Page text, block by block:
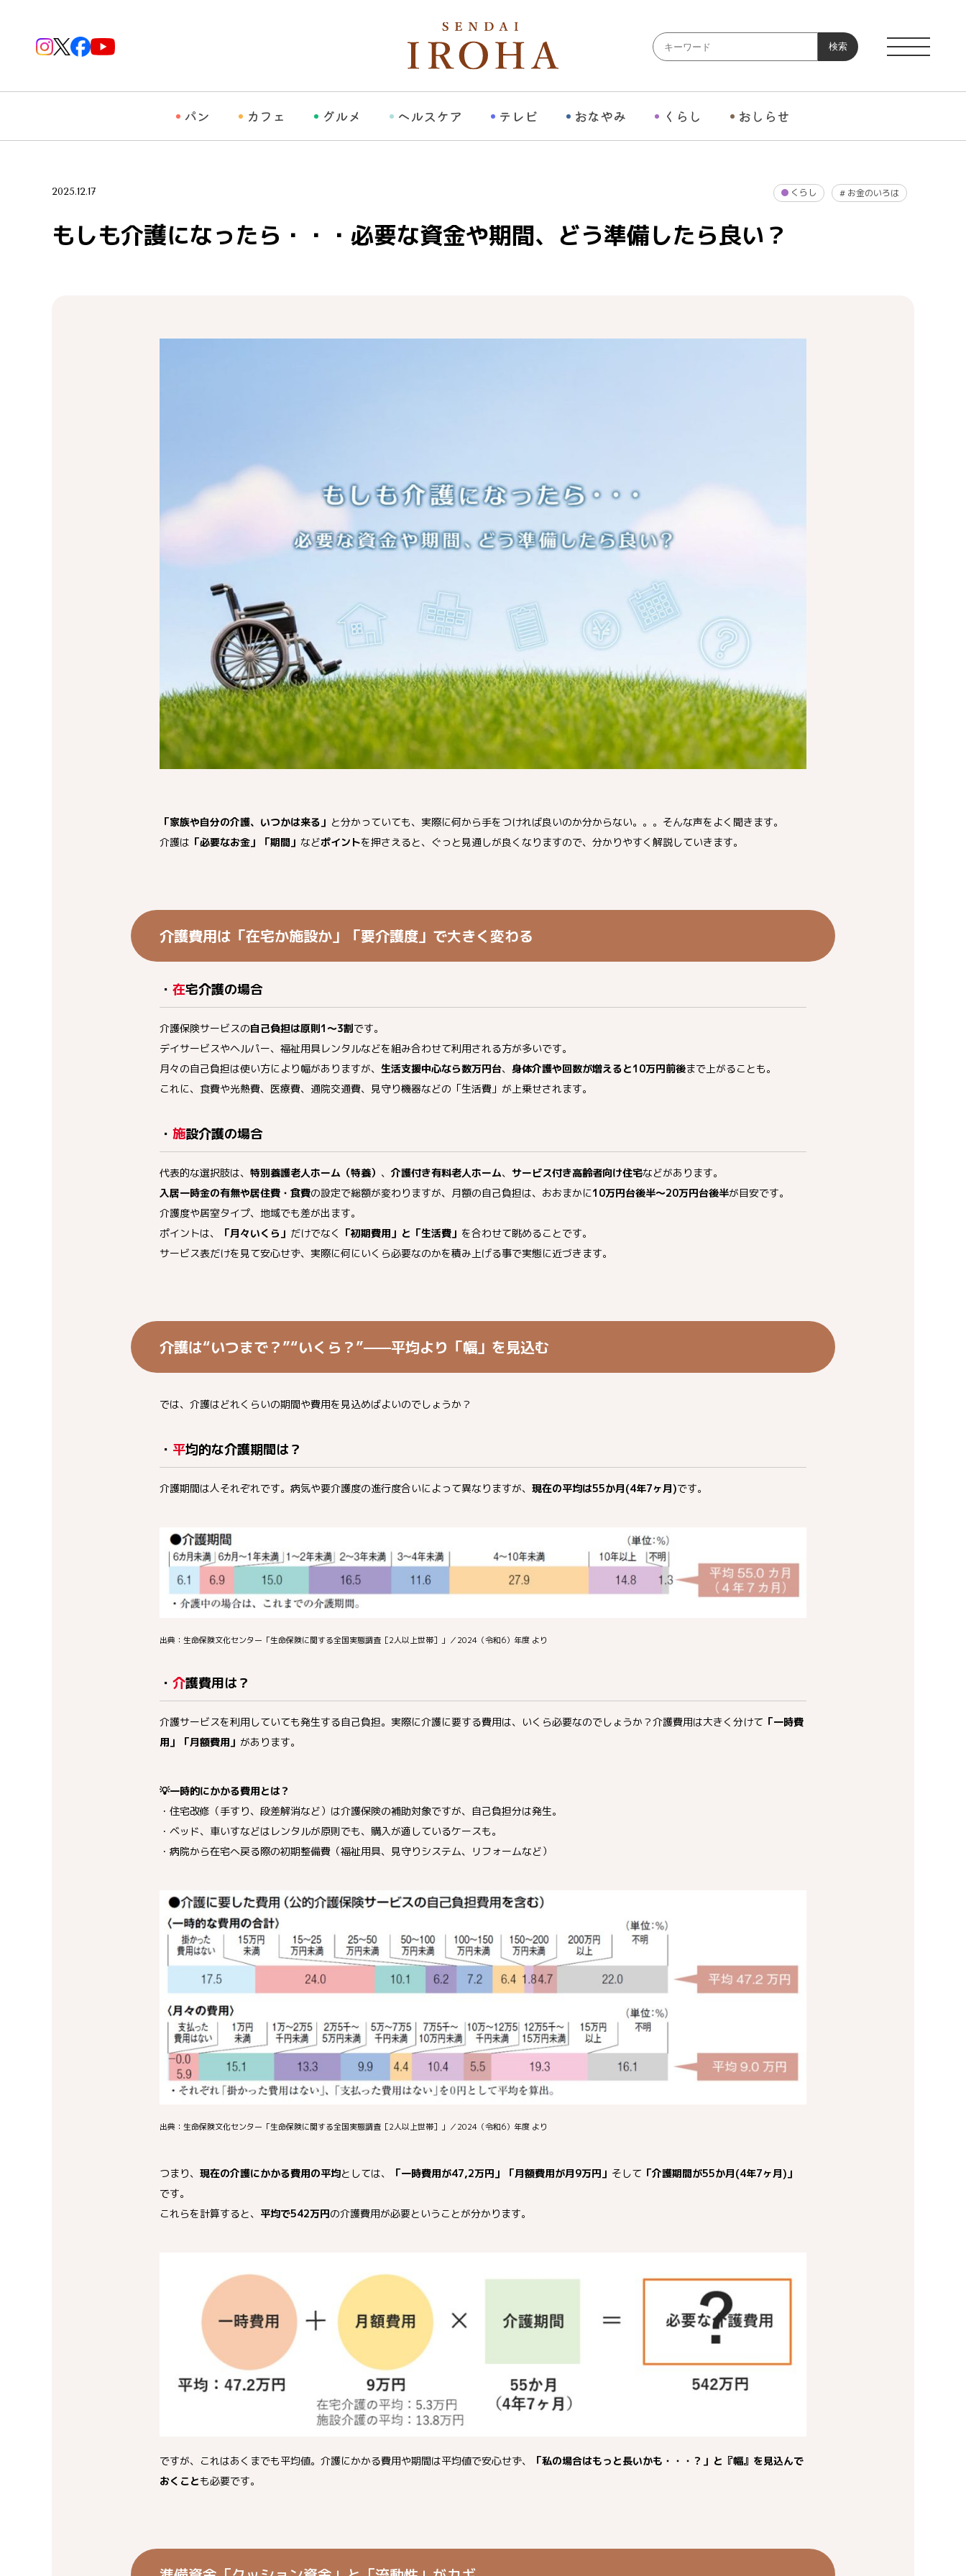
検索
パン カフェ グルメ ヘルスケア テレビ おなやみ くらし おしらせ
2025.12.17 くらし # お金のいろは
もしも介護になったら・・・必要な資金や期間、どう準備したら良い？
「家族や自分の介護、いつかは来る」 と分かっていても、実際に何から手をつければ良いのか分からない。。。そんな声をよく聞きます。
介護は 「必要なお金」「期間」 などポイントを押さえると、ぐっと見通しが良くなりますので、分かりやすく解説していきます。
介護費用は「在宅か施設か」「要介護度」で大きく変わる
・ 在宅介護の場合
介護保険サービスの自己負担は原則1〜3割です。
デイサービスやヘルパー、福祉用具レンタルなどを組み合わせて利用される方が多いです。
月々の自己負担は使い方により幅がありますが、 生活支援中心なら数万円台、 身体介護や回数が増えると10万円前後まで上がることも。
これに、食費や光熱費、医療費、通院交通費、見守り機器などの「生活費」が上乗せされます。
・ 施設介護の場合
代表的な選択肢は、 特別養護老人ホーム（特養） 、 介護付き有料老人ホーム、 サービス付き高齢者向け住宅などがあります。
入居一時金の有無や居住費・食費の設定で総額が変わりますが、月額の自己負担は、おおまかに10万円台後半〜20万円台後半が目安です。
介護度や居室タイプ、地域でも差が出ます。
ポイントは、
「月々いくら」 だけでなく 「初期費用」と「生活費」 を合わせて眺めることです。
サービス表だけを見て安心せず、実際に何にいくら必要なのかを積み上げる事で実態に近づきます。
介護は“いつまで？”“いくら？”——平均より「幅」を見込む
では、介護はどれくらいの期間や費用を見込めばよいのでしょうか？
・ 平均的な介護期間は？
介護期間は人それぞれです。病気や要介護度の進行度合いによって異なりますが、 現在の平均は55か月(4年7ヶ月)です。
出典：生命保険文化センター「生命保険に関する全国実態調査［2人以上世帯］」／2024（令和6）年度 より
・ 介護費用は？
介護サービスを利用していても発生する自己負担。実際に介護に要する費用は、いくら必要なのでしょうか？介護費用は大きく分けて 「一時費
用」「月額費用」 があります。
💡一時的にかかる費用とは？
・住宅改修（手すり、段差解消など）は介護保険の補助対象ですが、自己負担分は発生。
・ベッド、車いすなどはレンタルが原則でも、購入が適しているケースも。
・病院から在宅へ戻る際の初期整備費（福祉用具、見守りシステム、リフォームなど）
出典：生命保険文化センター「生命保険に関する全国実態調査［2人以上世帯］」／2024（令和6）年度 より
つまり、 現在の介護にかかる費用の平均としては、 「一時費用が47,2万円」「月額費用が月9万円」 そして 「介護期間が55か月(4年7ヶ月)」
です。
これらを計算すると、 平均で542万円の介護費用が必要ということが分かります。
ですが、これはあくまでも平均値。介護にかかる費用や期間は平均値で安心せず、
「私の場合はもっと長いかも・・・？」と『幅』を見込んで
おくことも必要です。